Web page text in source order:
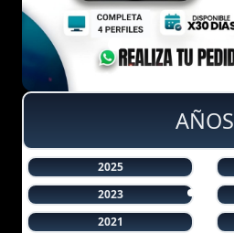
AÑOS
2025
2023
2021